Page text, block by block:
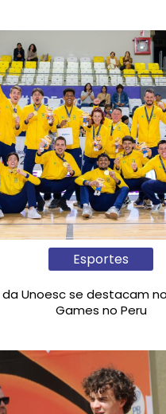
Esportes
Unoesc se destacam no
Games no Peru